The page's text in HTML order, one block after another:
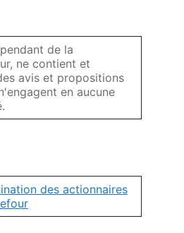
de la
ne contient et
avis et propositions
en aucune
des actionnaires